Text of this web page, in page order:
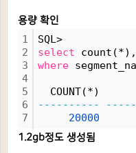
용량 확인
1
2
3
4
5
6
7
SQL>
select count(*),
where
COUNT(*)
----------
20000
1.2gb정도 생성됨